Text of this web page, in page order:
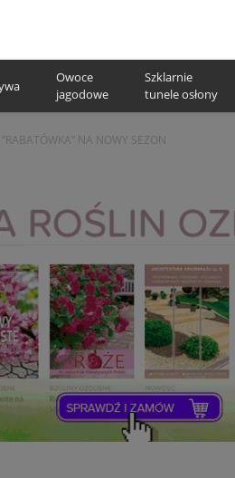
Owoce
jagodowe
Szklarnie
tunele osłony
”RABATÓWKA” NA NOWY SEZON